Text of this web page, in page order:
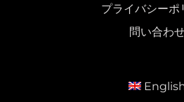
プライバシーポ
問い合わ